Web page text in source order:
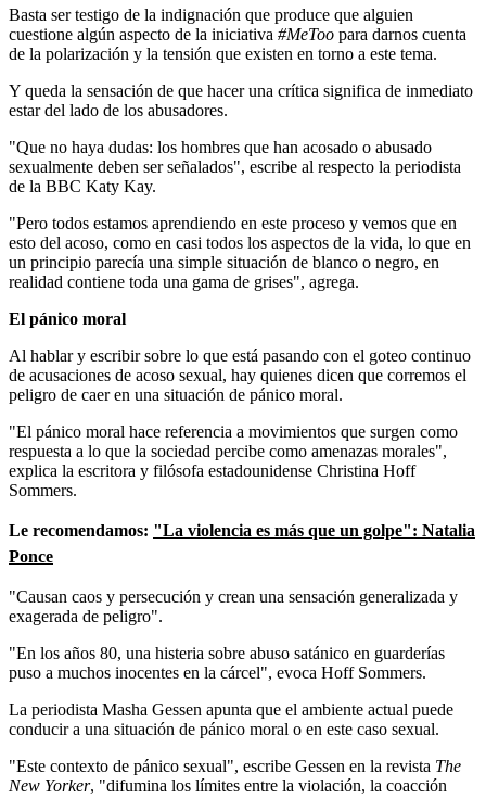
Basta ser testigo de la indignación que produce que alguien
cuestione algún aspecto de la iniciativa #MeToo para darnos cuenta
de la polarización y la tensión que existen en torno a este tema.
Y queda la sensación de que hacer una crítica significa de inmediato
estar del lado de los abusadores.
"Que no haya dudas: los hombres que han acosado o abusado
sexualmente deben ser señalados", escribe al respecto la periodista
de la BBC Katy Kay.
"Pero todos estamos aprendiendo en este proceso y vemos que en
esto del acoso, como en casi todos los aspectos de la vida, lo que en
un principio parecía una simple situación de blanco o negro, en
realidad contiene toda una gama de grises", agrega.
El pánico moral
Al hablar y escribir sobre lo que está pasando con el goteo continuo
de acusaciones de acoso sexual, hay quienes dicen que corremos el
peligro de caer en una situación de pánico moral.
"El pánico moral hace referencia a movimientos que surgen como
respuesta a lo que la sociedad percibe como amenazas morales",
explica la escritora y filósofa estadounidense Christina Hoff
Sommers.
Le recomendamos: "La violencia es más que un golpe": Natalia
Ponce
"Causan caos y persecución y crean una sensación generalizada y
exagerada de peligro".
"En los años 80, una histeria sobre abuso satánico en guarderías
puso a muchos inocentes en la cárcel", evoca Hoff Sommers.
La periodista Masha Gessen apunta que el ambiente actual puede
conducir a una situación de pánico moral o en este caso sexual.
"Este contexto de pánico sexual", escribe Gessen en la revista The
New Yorker, "difumina los límites entre la violación, la coacción